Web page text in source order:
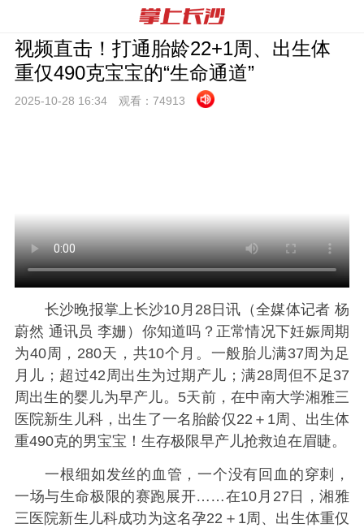
视频直击！打通胎龄22+1周、出生体
重仅490克宝宝的“生命通道”
2025-10-28 16:34 观看： 74913
长沙晚报掌上长沙10月28日讯（全媒体记者 杨
蔚然 通讯员 李姗）你知道吗？正常情况下妊娠周期
为40周，280天，共10个月。一般胎儿满37周为足
月儿；超过42周出生为过期产儿；满28周但不足37
周出生的婴儿为早产儿。5天前，在中南大学湘雅三
医院新生儿科，出生了一名胎龄仅22＋1周、出生体
重490克的男宝宝！生存极限早产儿抢救迫在眉睫。
一根细如发丝的血管，一个没有回血的穿刺，
一场与生命极限的赛跑展开……在10月27日，湘雅
三医院新生儿科成功为这名孕22＋1周、出生体重仅